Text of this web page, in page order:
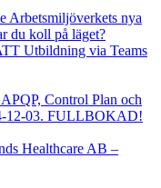
Arbetsmiljöverkets nya
du koll på läget?
Utbildning via Teams
Control Plan och
12-03. FULLBOKAD!
Healthcare AB –